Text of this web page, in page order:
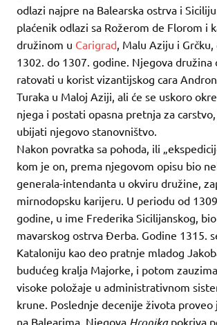
odlazi najpre na Balearska ostrva i
plaćenik odlazi sa Rožerom de Florom i
družinom u Carigrad , Malu Aziju i
1302. do 1307. godine. Njegova družina
ratovati u korist vizantijskog cara
Turaka u Maloj Aziji, ali će se uskoro
njega i postati opasna pretnja za
ubijati njegovo stanovništvo.
Nakon povratka sa pohoda, ili
kom je on, prema njegovom opisu bio
generala-intendanta u okviru družine,
mirnodopsku karijeru. U periodu od
godine, u ime Frederika Sicilijanskog,
mavarskog ostrva Đerba. Godine 1315.
Kataloniju kao deo pratnje mladog
budućeg kralja Majorke, i potom
visoke položaje u administrativnom
krune. Poslednje decenije života proveo
na Balearima. Njegova Hronika pokriva